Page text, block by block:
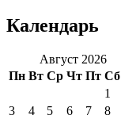
Календарь
Август 2026
Пн Вт Ср Чт Пт Сб
1
3
4 5 6 7 8